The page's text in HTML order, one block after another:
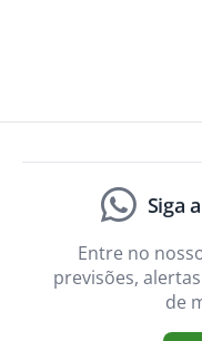
Siga
Entre no
previsões,
de